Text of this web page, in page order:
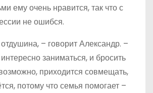
ему очень нравится, так что с
не ошибся.
– говорит Александр. –
заниматься, и бросить
приходится совмещать,
потому что семья помогает –